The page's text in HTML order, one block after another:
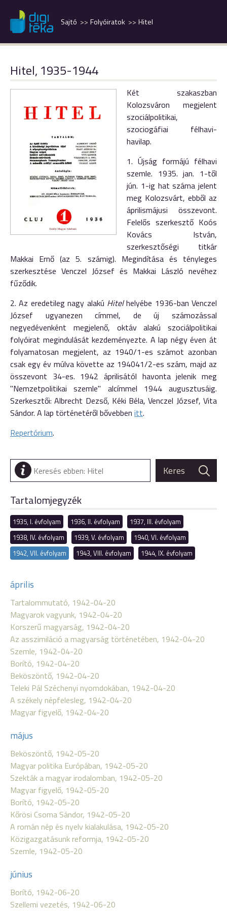
Hitel
Folyóiratok
Sajtó
Hitel, 1935-1944
Két szakaszban
Kolozsváron megjelent
szociálpolitikai,
szociogáfiai félhavi-
havilap.
1. Újság formájú félhavi
szemle. 1935. jan. 1-től
jún. 1-ig hat száma jelent
meg Kolozsvárt, ebből az
áprilismájusi összevont.
Felelős szerkesztő Koós
Kovács István,
szerkesztőségi titkár
Makkai Ernő (az 5. számig). Megindítása és tényleges
szerkesztése Venczel József és Makkai László nevéhez
fűződik.
2. Az eredetileg nagy alakú Hitelhelyébe 1936-ban Venczel
József ugyanezen címmel, de új számozással
negyedévenként megjelenő, oktáv alakú szociálpolitikai
folyóirat megindulását kezdeményezte. A lap négy éven át
folyamatosan megjelent, az 1940/1-es számot azonban
csak egy év múlva követte az 194041/2-es szám, majd az
összevont 34-es. 1942 áprilisától havonta jelenik meg
"Nemzetpolitikai szemle" alcímmel 1944 augusztusáig.
Szerkesztői: Albrecht Dezső, Kéki Béla, Venczel József, Vita
Sándor. A lap történetéről bővebben itt.
Repertórium.
Tartalomjegyzék
1935, I. évfolyam 1936, II. évfolyam
1937, III. évfolyam
1938, IV. évfolyam
1939, V. évfolyam
1940, VI. évfolyam
1942, VII. évfolyam
1943, VIII. évfolyam 1944, IX. évfolyam
április
Tartalommutató, 1942-04-20
Magyarok vagyunk, 1942-04-20
Korszerű magyarság, 1942-04-20
Az asszimiláció a magyarság történetében, 1942-04-20
Szemle, 1942-04-20
Borító, 1942-04-20
Beköszöntő, 1942-04-20
Teleki Pál Széchenyi nyomdokában, 1942-04-20
A székely népfelesleg, 1942-04-20
Magyar figyelő, 1942-04-20
május
Beköszöntő, 1942-05-20
Magyar politika Európában, 1942-05-20
Szekták a magyar irodalomban, 1942-05-20
Magyar figyelő, 1942-05-20
Borító, 1942-05-20
Kőrösi Csoma Sándor, 1942-05-20
A román nép és nyelv kialakulása, 1942-05-20
Közigazgatásunk reformja, 1942-05-20
Szemle, 1942-05-20
június
Borító, 1942-06-20
Szellemi vezetés, 1942-06-20